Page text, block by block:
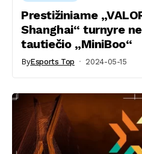
Prestižiniame
Shanghai“ turnyre
tautiečio „MiniBoo“
ByEsports Top 2024-05-15